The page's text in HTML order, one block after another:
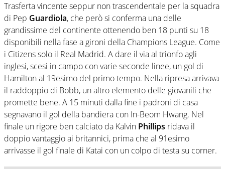
Trasferta vincente seppur non trascendentale per la squadra
di Pep Guardiola, che però si conferma una delle
grandissime del continente ottenendo ben 18 punti su 18
disponibili nella fase a gironi della Champions League. Come
i Citizens solo il Real Madrid. A dare il via al trionfo agli
inglesi, scesi in campo con varie seconde linee, un gol di
Hamilton al 19esimo del primo tempo. Nella ripresa arrivava
il raddoppio di Bobb, un altro elemento delle giovanili che
promette bene. A 15 minuti dalla fine i padroni di casa
segnavano il gol della bandiera con In-Beom Hwang. Nel
finale un rigore ben calciato da Kalvin Phillips ridava il
doppio vantaggio ai britannici, prima che al 91esimo
arrivasse il gol finale di Katai con un colpo di testa su corner.